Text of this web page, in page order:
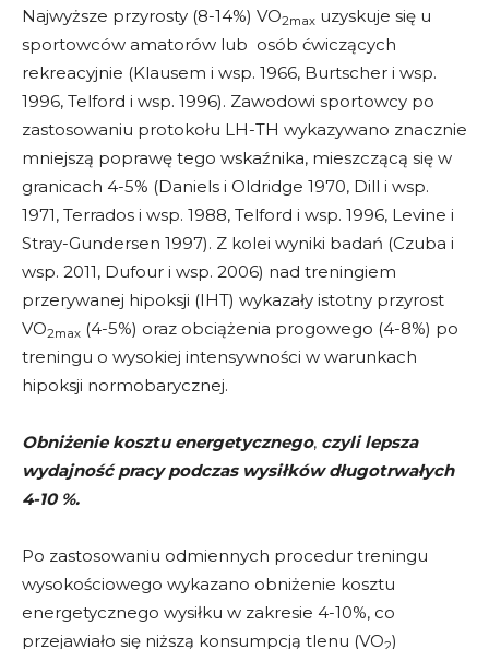
Najwyższe przyrosty (8-14%) VO2max uzyskuje się u
sportowców amatorów lub osób ćwiczących
rekreacyjnie (Klausem i wsp. 1966, Burtscher i wsp.
1996, Telford i wsp. 1996). Zawodowi sportowcy po
zastosowaniu protokołu LH-TH wykazywano znacznie
mniejszą poprawę tego wskaźnika, mieszczącą się w
granicach 4-5% (Daniels i Oldridge 1970, Dill i wsp.
1971, Terrados i wsp. 1988, Telford i wsp. 1996, Levine i
Stray-Gundersen 1997). Z kolei wyniki badań (Czuba i
wsp. 2011, Dufour i wsp. 2006) nad treningiem
przerywanej hipoksji (IHT) wykazały istotny przyrost
VO2max (4-5%) oraz obciążenia progowego (4-8%) po
treningu o wysokiej intensywności w warunkach
hipoksji normobarycznej.
Obniżenie kosztu energetycznego, czyli lepsza
wydajność pracy podczas wysiłków długotrwałych
4-10 %.
Po zastosowaniu odmiennych procedur treningu
wysokościowego wykazano obniżenie kosztu
energetycznego wysiłku w zakresie 4-10%, co
przejawiało się niższą konsumpcją tlenu (VO2)